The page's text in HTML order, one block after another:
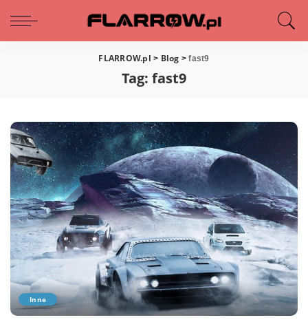
FLARROW.pl > Blog >fast9
Tag: fast9
Inne